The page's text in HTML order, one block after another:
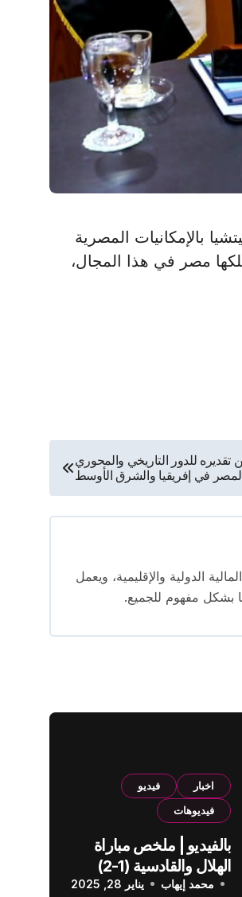
تيتشيا بالإمكانيات المصرية
مصر في هذا المجال،
للدور التاريخي والمحوري
لمصر في إفريقيا والشرق الأوسط
المالية الدولية والإقليمية، ويعمل
بشكل مفهوم للجميع.
اخبار
فيديو
فيديوهات
بالفيديو | ملخص مباراة
الهلال والقادسية (1-2)
الدوري السعودي
محمد إيهاب يناير 28, 2025